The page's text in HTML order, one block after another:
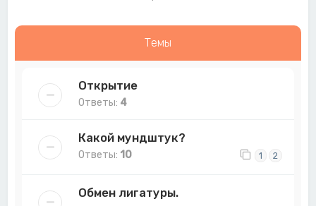
Темы
Открытие
Ответы: 4
Какой мундштук?
Ответы: 10 1 2
Обмен лигатуры.